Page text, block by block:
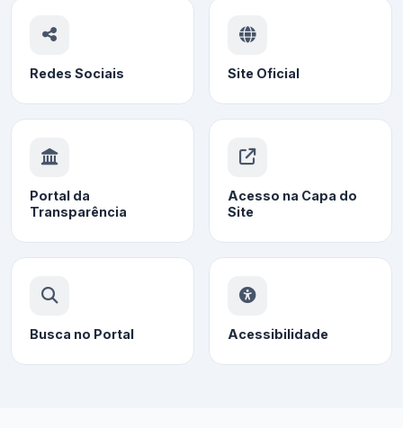
Redes Sociais Site Oficial
Portal da
Transparência
Acesso na Capa do
Site
Busca no Portal Acessibilidade